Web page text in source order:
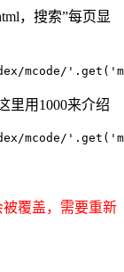
，搜索”每页显
mcode/
里用1000来介绍
mcode/
覆盖，需要重新